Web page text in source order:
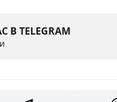
TELEGRAM